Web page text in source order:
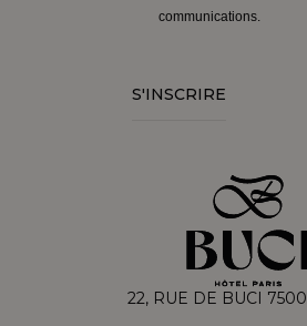
communications.
S'INSCRIRE
22, RUE DE BUCI